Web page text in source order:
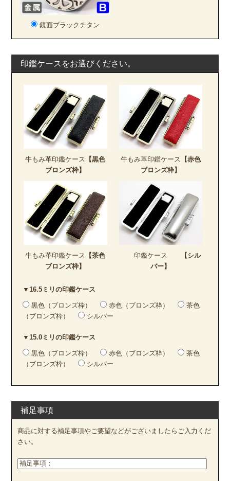
鏡面ブラックチタン
印鑑ケースをお選びください。
牛もみ革印鑑ケース
【黒色
ブロンズ枠】
牛もみ革印鑑ケース
【赤色
ブロンズ枠】
牛もみ革印鑑ケース
【茶色
ブロンズ枠】
印鑑ケース
【シル
バー】
▼16.5ミリの印鑑ケース
黒色（ブロンズ枠） 赤色（ブロンズ枠）
茶色
（ブロンズ枠）
シルバー
▼15.0ミリの印鑑ケース
黒色（ブロンズ枠） 赤色（ブロンズ枠）
茶色
（ブロンズ枠）
シルバー
補足事項
商品に対する補足事項やご要望などがございましたらご入力くだ
さい。